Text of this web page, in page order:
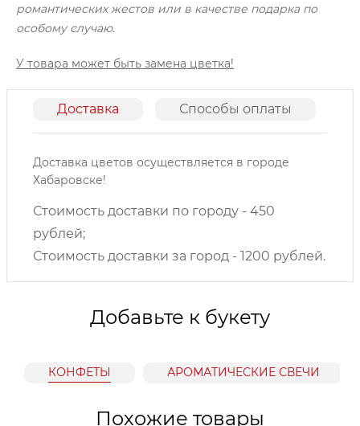
романтических жестов или в качестве подарка по
особому случаю.
У товара может быть замена цветка!
Доставка Способы оплаты
Доставка цветов осуществляется в городе
Хабаровске!
Стоимость доставки по городу - 450
рублей;
Стоимость доставки за город - 1200 рублей.
Добавьте к букету
КОНФЕТЫ АРОМАТИЧЕСКИЕ СВЕЧИ
Похожие товары